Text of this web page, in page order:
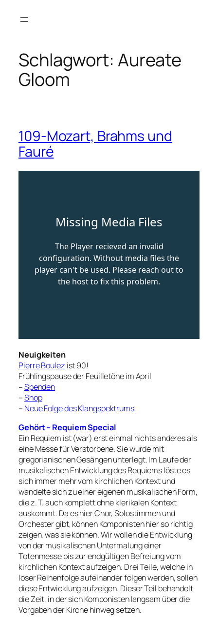
Inhalt
Schlagwort: Aureate
Gloom
109-Mozart, Brahms und
Fauré
Neuigkeiten
Pierre Boulez ist 90!
Frühlingspause der Feuilletöne im April
–Spenden
–Shop
– Neue Folge des Klangspektrums
Gehört – Requiem Special
Ein Requiem ist (war) erst einmal nichts anderes als
eine Messe für Verstorbene. Sie wurde mit
gregorianischen Gesängen unterlegt. Im Laufe der
musikalischen Entwicklung des Requiems löste es
sich immer mehr vom kirchlichen Kontext und
wandelte sich zu einer eigenen musikalischen Form,
die z. T. auch komplett ohne klerikalen Kontext
auskommt. Da es hier Chor, Solostimmen und
Orchester gibt, können Komponisten hier so richtig
zeigen, was sie können. Wir wollen die Entwicklung
von der musikalischen Untermalung einer
Totenmesse bis zur endgültigen Befreiung vom
kirchlichen Kontext aufzeigen. Drei Teile, welche in
loser Reihenfolge aufeinander folgen werden, sollen
diese Entwicklung aufzeigen. Dieser Teil behandelt
die Zeit, in der sich Komponisten langsam über die
Vorgaben der Kirche hinweg setzen.